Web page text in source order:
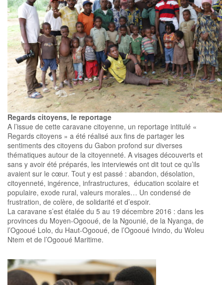
Regards citoyens, le reportage
A l’issue de cette caravane citoyenne, un reportage intitulé «
Regards citoyens » a été réalisé aux fins de partager les
sentiments des citoyens du Gabon profond sur diverses
thématiques autour de la citoyenneté. A visages découverts et
sans y avoir été préparés, les interviewés ont dit tout ce qu’ils
avaient sur le cœur. Tout y est passé : abandon, désolation,
citoyenneté, ingérence, infrastructures, éducation scolaire et
populaire, exode rural, valeurs morales… Un condensé de
frustration, de colère, de solidarité et d’espoir.
La caravane s’est étalée du 5 au 19 décembre 2016 : dans les
provinces du Moyen-Ogooué, de la Ngounié, de la Nyanga, de
l’Ogooué Lolo, du Haut-Ogooué, de l’Ogooué Ivindo, du Woleu
Ntem et de l’Ogooué Maritime.